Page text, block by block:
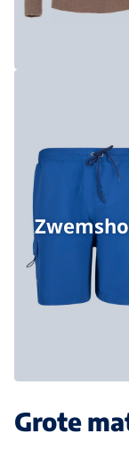
Grote